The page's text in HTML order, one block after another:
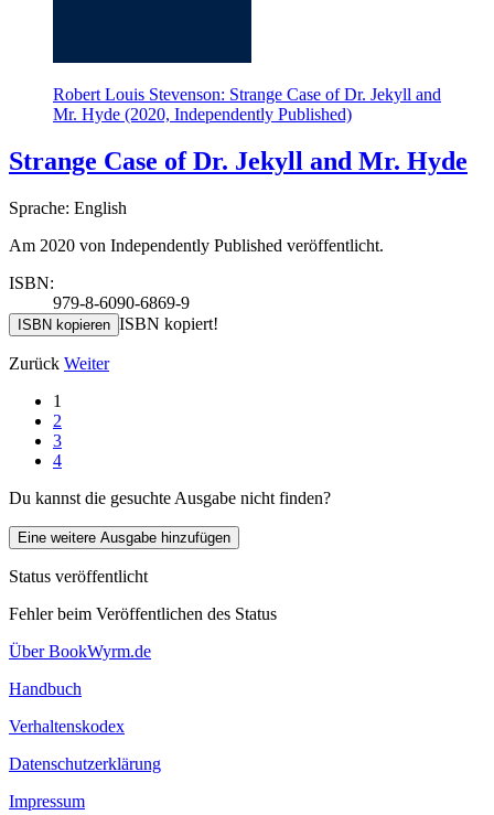
Robert Louis Stevenson: Strange Case of Dr. Jekyll and
Mr. Hyde (2020, Independently Published)
Strange Case of Dr. Jekyll and Mr. Hyde
Sprache: English
Am 2020 von Independently Published veröffentlicht.
ISBN:
979-8-6090-6869-9
ISBN kopieren ISBN kopiert!
Zurück Weiter
1
2
3
4
Du kannst die gesuchte Ausgabe nicht finden?
Eine weitere Ausgabe hinzufügen
Status veröffentlicht
Fehler beim Veröffentlichen des Status
Über BookWyrm.de
Handbuch
Verhaltenskodex
Datenschutzerklärung
Impressum